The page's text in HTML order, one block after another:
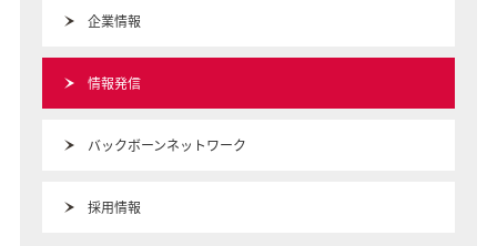
企業情報
情報発信
バックボーンネットワーク
採用情報